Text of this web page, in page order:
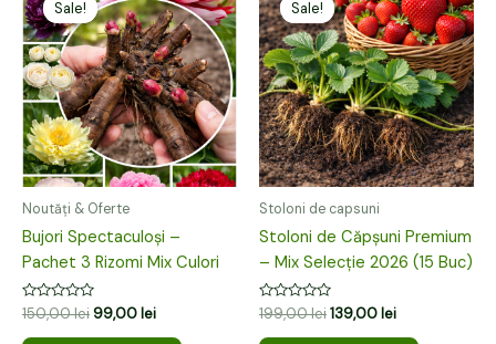
Sale!
Sale!
Noutăți & Oferte
Bujori Spectaculoși –
Pachet 3 Rizomi Mix Culori
Evaluat
0
150,00lei
a
fost:
150,00 lei.
99,00 lei
este:
99,00 lei.
Sale!
Sale!
Stoloni de capsuni
Stoloni de Căpșuni Premium
– Mix Selecție 2026 (15 Buc)
Evaluat
0
199,00lei
a
fost:
199,00 lei.
139,00 lei
este:
139,00 lei.